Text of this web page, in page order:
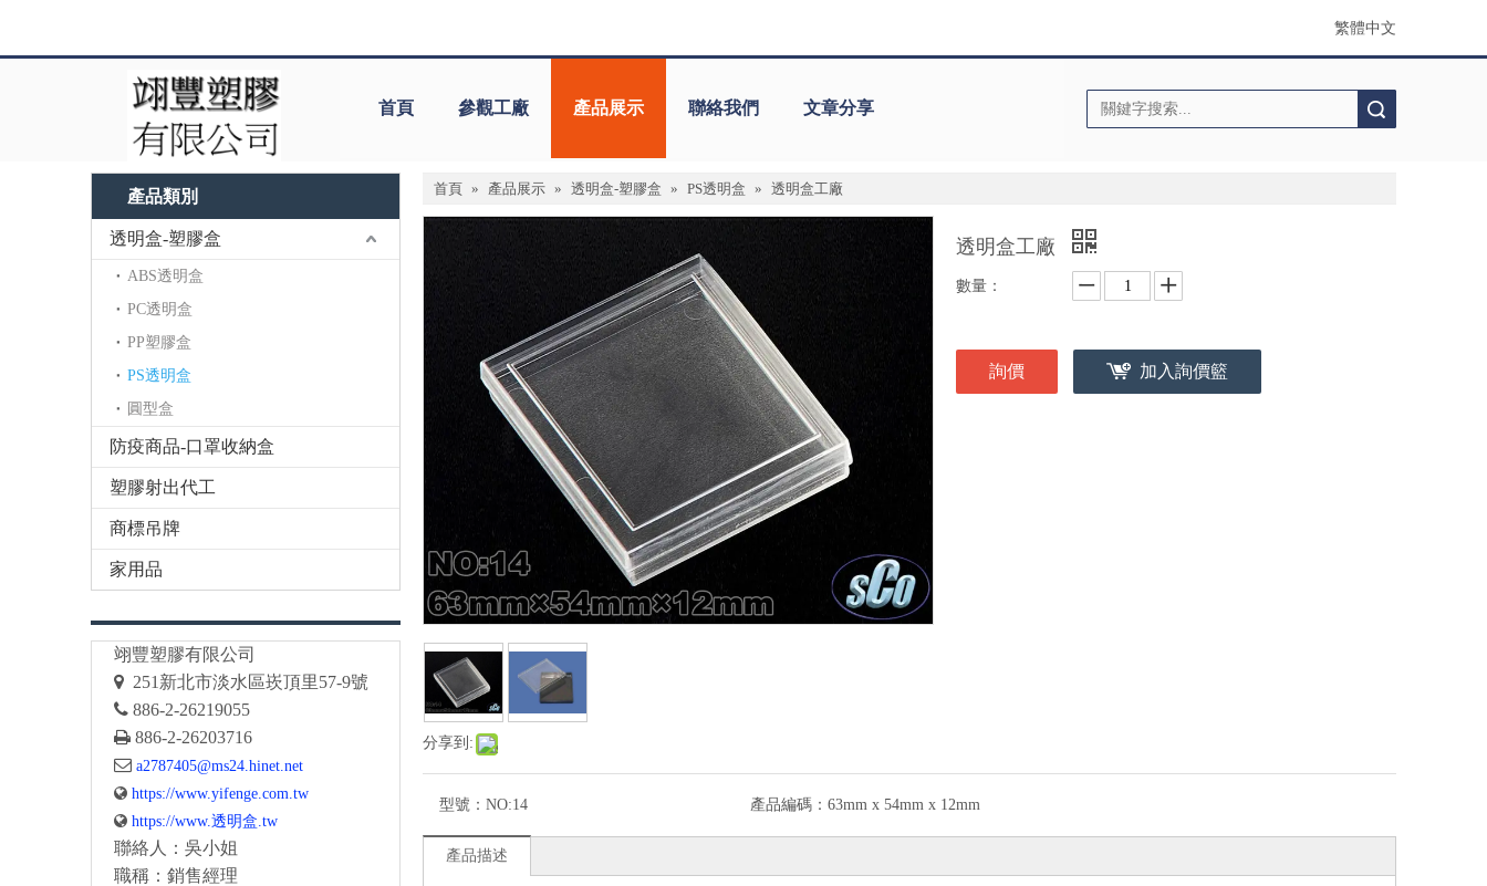
繁體中文
首頁 參觀工廠 產品展示 聯絡我們 文章分享
產品類別
透明盒-塑膠盒
ABS透明盒
PC透明盒
PP塑膠盒
PS透明盒
圓型盒
防疫商品-口罩收納盒
塑膠射出代工
商標吊牌
家用品
翊豐塑膠有限公司
 251 新北市淡水區崁頂里57-9號
 886-2-26219055
 886-2-26203716
 a2787405@ms24.hinet.net
 https://www.yifenge.com.tw
 https://www.透明盒.tw
聯絡人：吳小姐
職稱：銷售經理
首頁 » 產品展示 » 透明盒-塑膠盒 » PS透明盒 » 透明盒工廠
分享到:
透明盒工廠
數量：
詢價 加入詢價籃
型號： NO:14 產品編碼： 63mm x 54mm x 12mm
產品描述